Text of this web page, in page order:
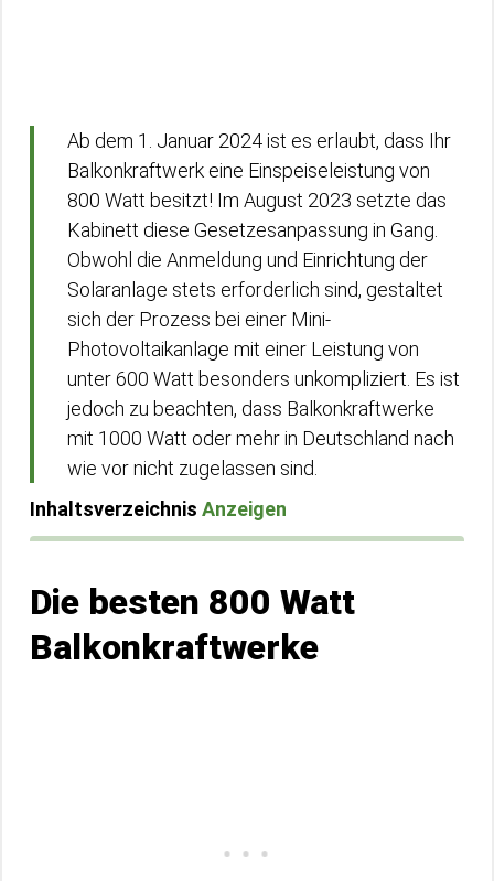
Ab dem 1. Januar 2024 ist es erlaubt, dass Ihr
Balkonkraftwerk eine Einspeiseleistung von
800 Watt besitzt! Im August 2023 setzte das
Kabinett diese Gesetzesanpassung in Gang.
Obwohl die Anmeldung und Einrichtung der
Solaranlage stets erforderlich sind, gestaltet
sich der Prozess bei einer Mini-
Photovoltaikanlage mit einer Leistung von
unter 600 Watt besonders unkompliziert. Es ist
jedoch zu beachten, dass Balkonkraftwerke
mit 1000 Watt oder mehr in Deutschland nach
wie vor nicht zugelassen sind.
Inhaltsverzeichnis Anzeigen
Die besten 800 Watt
Balkonkraftwerke